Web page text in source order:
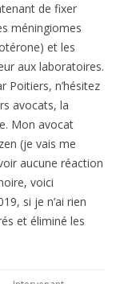
de fixer
méningiomes
et les
aux laboratoires.
Poitiers, n’hésitez
avocats, la
Mon avocat
(je vais me
aucune réaction
voici
si je n’ai rien
et éliminé les